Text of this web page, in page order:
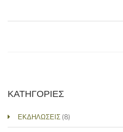
ΚΑΤΗΓΟΡΙΕΣ
ΕΚΔΗΛΩΣΕΙΣ (8)